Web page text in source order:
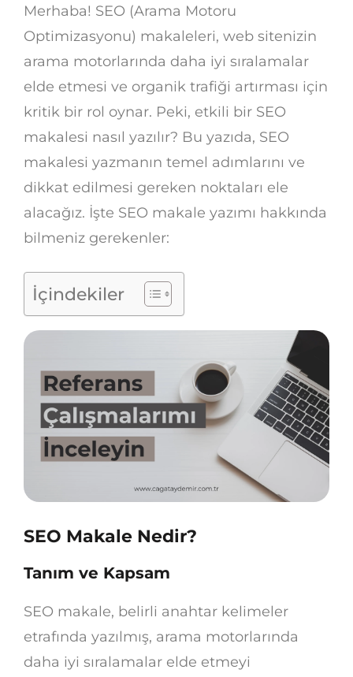
Merhaba! SEO (Arama Motoru
Optimizasyonu) makaleleri, web sitenizin
arama motorlarında daha iyi sıralamalar
elde etmesi ve organik trafiği artırması için
kritik bir rol oynar. Peki, etkili bir SEO
makalesi nasıl yazılır? Bu yazıda, SEO
makalesi yazmanın temel adımlarını ve
dikkat edilmesi gereken noktaları ele
alacağız. İşte SEO makale yazımı hakkında
bilmeniz gerekenler:
İçindekiler
SEO Makale Nedir?
Tanım ve Kapsam
SEO makale, belirli anahtar kelimeler
etrafında yazılmış, arama motorlarında
daha iyi sıralamalar elde etmeyi